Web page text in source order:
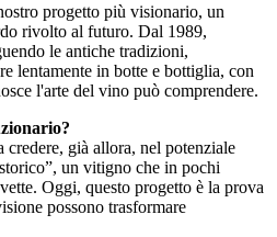
progetto più visionario, un
rivolto al futuro. Dal 1989,
le antiche tradizioni,
lentamente in botte e bottiglia, con
l'arte del vino può comprendere.
credere, già allora, nel potenziale
un vitigno che in pochi
Oggi, questo progetto è la prova
possono trasformare